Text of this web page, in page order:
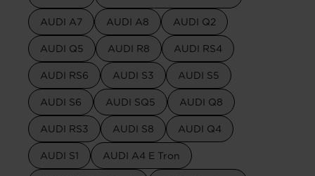
AUDI A7 AUDI A8 AUDI Q2
AUDI Q5 AUDI R8 AUDI RS4
AUDI RS6 AUDI S3 AUDI S5
AUDI S6 AUDI SQ5 AUDI Q8
AUDI RS3 AUDI S8 AUDI Q4
AUDI S1 AUDI A4 E Tron